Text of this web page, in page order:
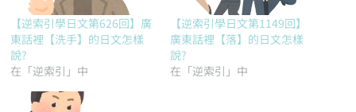
【逆索引學日文第626回】廣
東話裡【洗手】的日文怎樣
說?
在「逆索引」中
【逆索引學日文第1149回】
廣東話裡【落】的日文怎樣
說?
在「逆索引」中